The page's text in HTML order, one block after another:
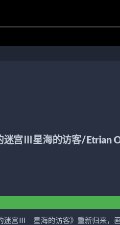
迷宫Ⅲ星海的访客/Etrian
迷宫Ⅲ 星海的访客》重新归来，